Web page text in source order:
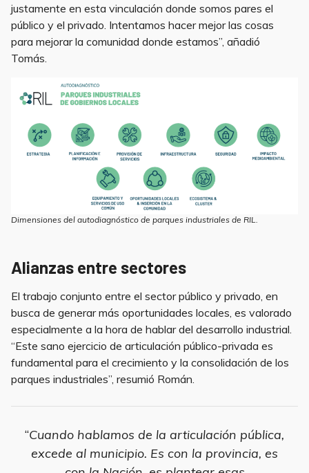
justamente en esta vinculación donde somos pares el
público y el privado. Intentamos hacer mejor las cosas
para mejorar la comunidad donde estamos”, añadió
Tomás.
Dimensiones del autodiagnóstico de parques industriales de RIL.
Alianzas entre sectores
El trabajo conjunto entre el sector público y privado, en
busca de generar más oportunidades locales, es valorado
especialmente a la hora de hablar del desarrollo industrial.
“Este sano ejercicio de articulación público-privada es
fundamental para el crecimiento y la consolidación de los
parques industriales”, resumió Román.
“Cuando hablamos de la articulación pública,
excede al municipio. Es con la provincia, es